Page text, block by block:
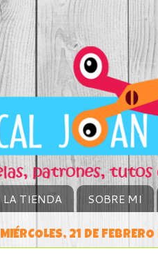
LA TIENDA SOBRE MI
MIÉRCOLES, 21 DE